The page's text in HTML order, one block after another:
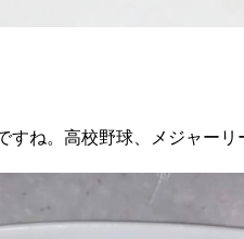
ね。高校野球、メジャー